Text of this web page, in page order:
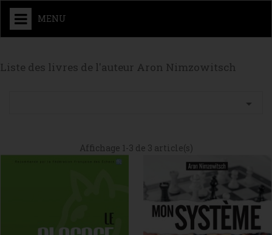
MENU
Liste des livres de l'auteur Aron Nimzowitsch

Affichage 1-3 de 3 article(s)